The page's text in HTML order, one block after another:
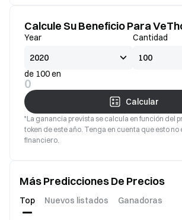
Calcule Su Beneficio Para
Year Cantidad
de 100 en
0
Calcular
*La ganancia prevista se calcula en función del
token de este año. Tenga en cuenta que esto
financiero.
Más Predicciones De Precios
Top Nuevos listados Ganadoras